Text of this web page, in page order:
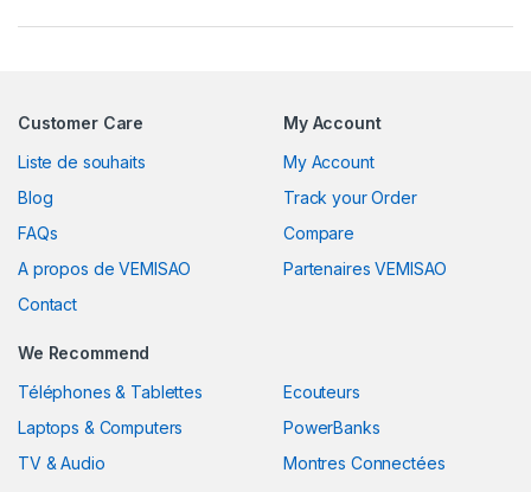
Customer Care
Liste de souhaits
Blog
FAQs
A propos de VEMISAO
Contact
My Account
My Account
Track your Order
Compare
Partenaires VEMISAO
We Recommend
Téléphones & Tablettes
Laptops & Computers
TV & Audio
Ecouteurs
PowerBanks
Montres Connectées